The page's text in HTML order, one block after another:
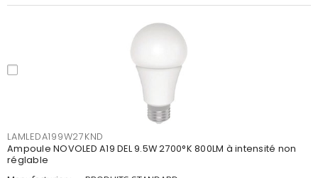
LAMLEDA199W27KND
Ampoule NOVOLED A19 DEL 9.5W 2700°K 800LM à intensité non
réglable